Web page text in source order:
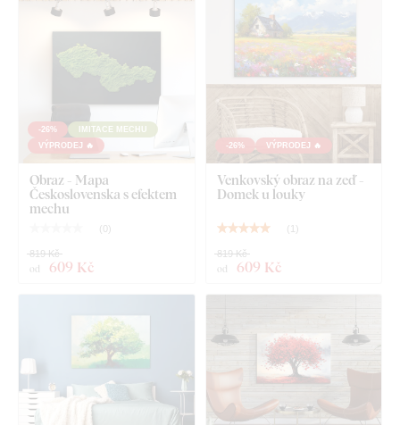
-26%
IMITACE MECHU
VÝPRODEJ 🔥
Obraz - Mapa
Československa s efektem
mechu
( 0)
od 609 Kč
819 Kč
-26% VÝPRODEJ 🔥
Venkovský obraz na zeď -
Domek u louky
( 1 )
od 609 Kč
819 Kč